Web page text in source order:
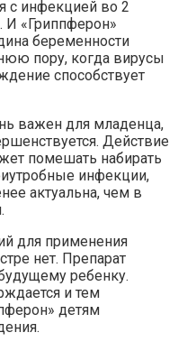
с инфекцией во 2
И «Гриппферон»
беременности
пору, когда вирусы
способствует
важен для младенца,
Действие
помешать набирать
инфекции,
актуальна, чем в
для применения
нет. Препарат
ребенку.
и тем
детям